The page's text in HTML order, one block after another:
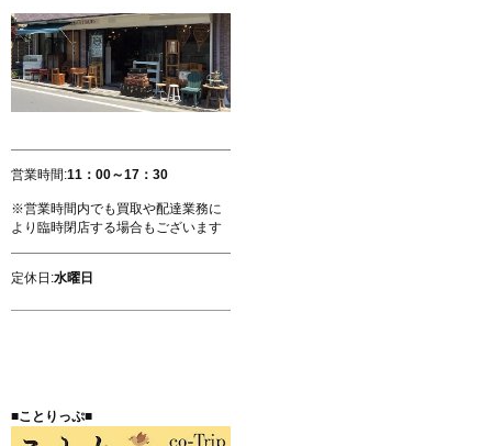
営業時間:11：00～17：30
※営業時間内でも買取や配達業務に
より臨時閉店する場合もございます
定休日:水曜日
■ことりっぷ■